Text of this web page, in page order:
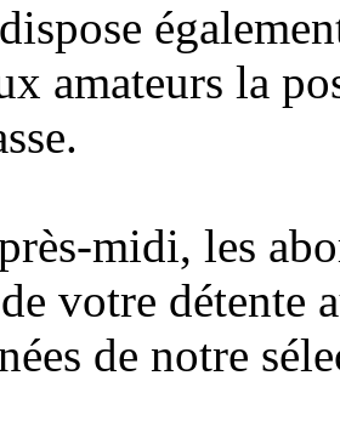
amateurs la
midi, les
votre détente
de notre